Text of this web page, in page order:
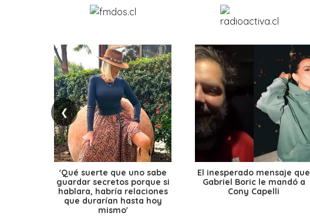
❮
'Qué suerte que uno sabe
guardar secretos porque si
hablara, habría relaciones
que durarían hasta hoy
mismo'
El inesperado mensaje que
Gabriel Boric le mandó a
Cony Capelli